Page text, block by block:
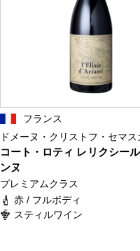
フランス
ドメーヌ・クリストフ・セマス
コート・ロティ レリクシー
ンヌ
プレミアムクラス
赤 / フルボディ
スティルワイン